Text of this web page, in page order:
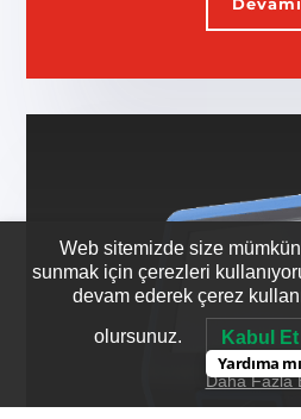
Yardıma
Web sitemizde size
sunmak için çerezleri
devam ederek çerez
olursunuz. Kabul Et
Daha Fazla